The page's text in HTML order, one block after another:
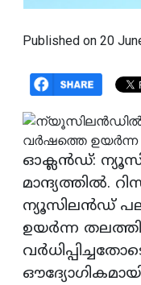
Published on 20
ഓക്ലന്‍ഡ്:
മാന്ദ്യത്തില്‍.
ന്യൂസിലന്‍ഡ്
ഉയര്‍ന്ന